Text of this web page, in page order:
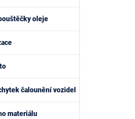
oleje
čalounění vozidel
materiálu